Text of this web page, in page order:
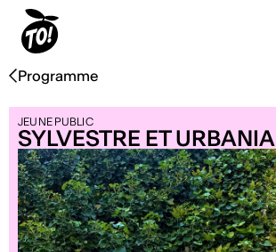
Programme
JEUNE PUBLIC
SYLVESTRE ET URBANIA